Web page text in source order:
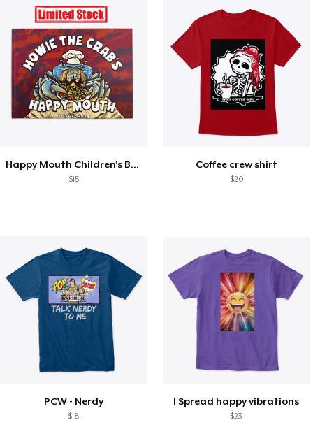
Happy Mouth Children's Book
$15
Coffee crew shirt
$20
PCW - Nerdy
$18
I Spread happy vibrations
$23